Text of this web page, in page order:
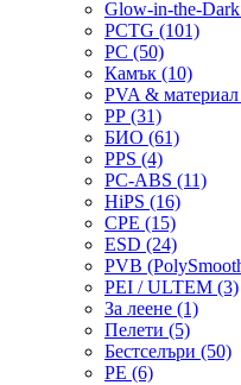
Glow-in-the-
PCTG (101)
PC (50)
Камък (10)
PVA &
PP (31)
БИО (61)
PPS (4)
PC-ABS (11)
HiPS (16)
CPE (15)
ESD (24)
PVB
PEI / ULTEM (3)
За леене (1)
Пелети (5)
Бестселъри (50)
PE (6)